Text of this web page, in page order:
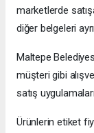
marketlerde
diğer belgeleri
Maltepe
müşteri gibi
satış
Ürünlerin etiket